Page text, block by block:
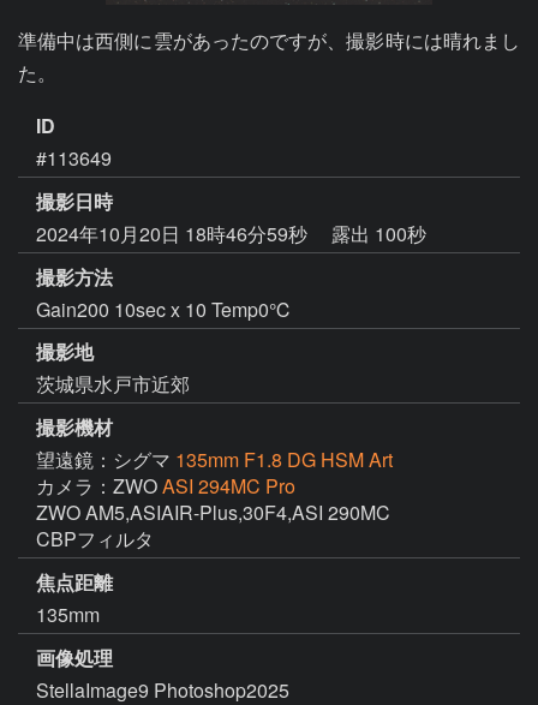
準備中は西側に雲があったのですが、撮影時には晴れまし
た。
ID
#113649
撮影日時
2024年10月20日 18時46分59秒
露出 100秒
撮影方法
Gain200 10sec x 10 Temp0℃
撮影地
茨城県水戸市近郊
撮影機材
望遠鏡：シグマ 135mm F1.8 DG HSM Art
カメラ：ZWOASI 294MC Pro
ZWO AM5,ASIAIR-Plus,30F4,ASI 290MC
CBPフィルタ
焦点距離
135mm
画像処理
StellaImage9 Photoshop2025